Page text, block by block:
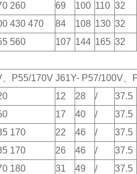
260 69 100 110 32
430 470 84 108 130 32
560 107 144 165 32
P55/170V J61Y- P57/100V、
12 28 / 37.5
17 40 / 37.5
170 22 46 / 37.5
170 26 46 / 37.5
180 31 49 / 37.5